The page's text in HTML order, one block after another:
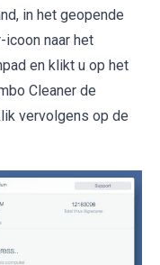
in het geopende
naar het
en klikt u op het
Cleaner de
vervolgens op de